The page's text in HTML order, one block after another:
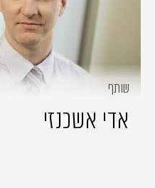
שותף
אדי אשכנזי